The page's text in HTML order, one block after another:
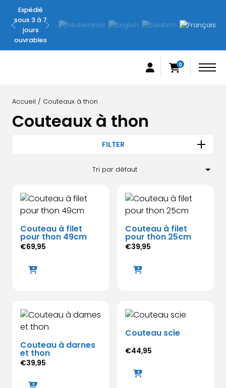
Expédié
sous 3 à 7
jours
ouvrables
Remboursé
0
Accueil / Couteaux à thon
Couteaux à thon
FILTER
Couteau à filet
pour thon 49cm
€69,95
Couteau à filet
pour thon 25cm
€39,95
Couteau à darnes
et thon
€39,95
Couteau scie
€44,95